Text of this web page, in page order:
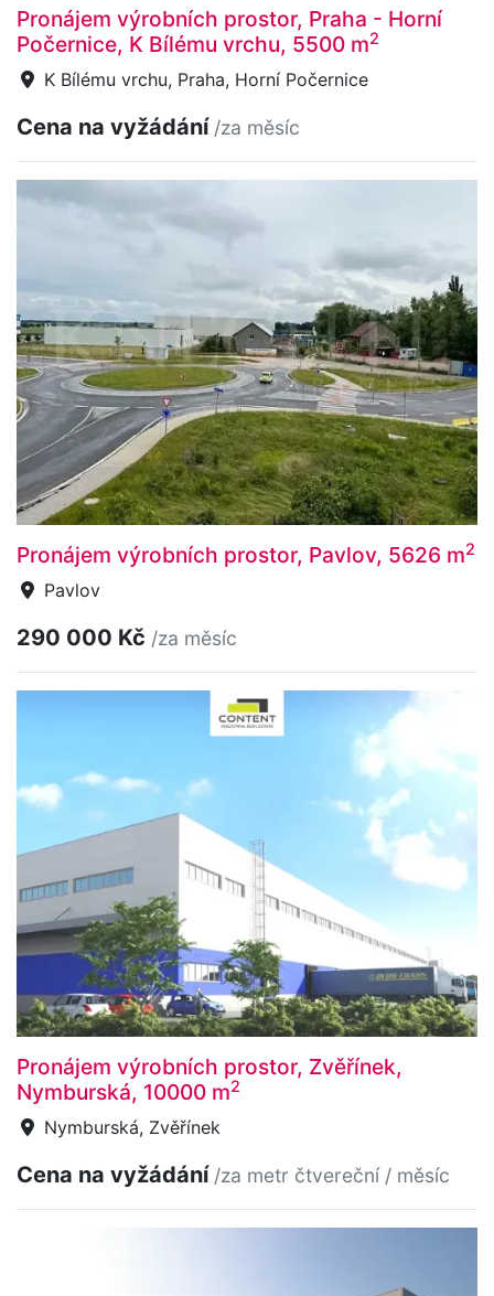
Pronájem výrobních prostor, Praha - Horní
Počernice, K Bílému vrchu, 5500 m2
K Bílému vrchu, Praha, Horní Počernice
Cena na vyžádání /za měsíc
Pronájem výrobních prostor, Pavlov, 5626 m2
Pavlov
290 000 Kč /za měsíc
Pronájem výrobních prostor, Zvěřínek,
Nymburská, 10000 m2
Nymburská, Zvěřínek
Cena na vyžádání /za metr čtvereční / měsíc